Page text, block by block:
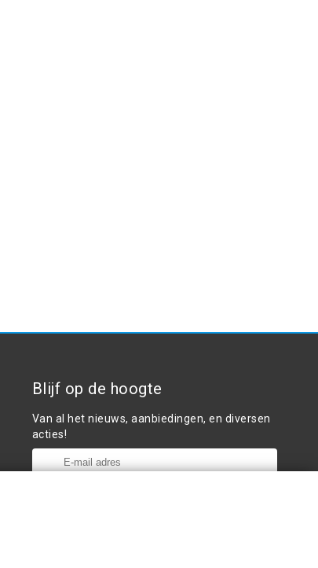
Blijf op de hoogte
Van al het nieuws, aanbiedingen, en diversen
acties!